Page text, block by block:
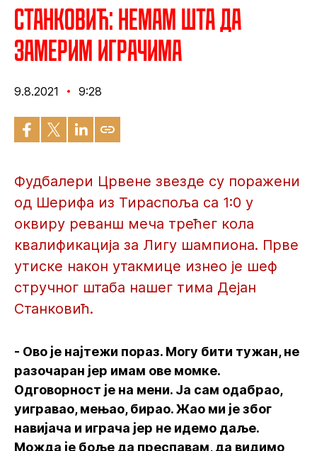
Станковић: Немам шта да
замерим играчима
9.8.2021 9:28
Фудбалери Црвене звезде су поражени
од Шерифа из Тираспоља са 1:0 у
оквиру реванш меча трећег кола
квалификација за Лигу шампиона. Прве
утиске након утакмице изнео је шеф
стручног штаба нашег тима Дејан
Станковић.
- Ово је најтежи пораз. Могу бити тужан, не
разочаран јер имам ове момке.
Одговорност је на мени. Ја сам одабрао,
уигравао, мењао, бирао. Жао ми је због
навијача и играча јер не идемо даље.
Можда је боље да преспавам, да видимо